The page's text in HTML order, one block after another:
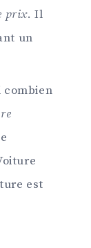
prix. Il
un
combien
est